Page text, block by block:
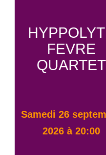
FEVRE
QUARTET
samedi 26 septembre
2026 à 20:00